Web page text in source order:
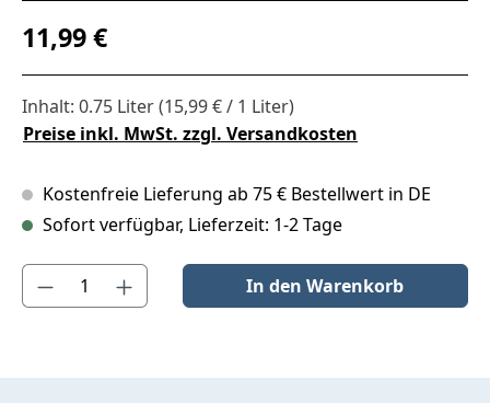
Regulärer Preis:
11,99 €
Inhalt: 0.75 Liter(15,99 € / 1 Liter)
Preise inkl. MwSt. zzgl. Versandkosten
Kostenfreie Lieferung ab 75 € Bestellwert in DE
Sofort verfügbar, Lieferzeit: 1-2 Tage
Produkt Anzahl: Gib den gewünschten Wert ein oder benutze
In den Warenkorb